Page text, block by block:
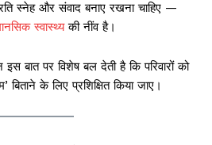
स्नेह और संवाद बनाए रखना चाहिए —
स्वास्थ्यकी नींव है।
इस बात पर विशेष बल देती है कि परिवारों को
बिताने के लिए प्रशिक्षित किया जाए।